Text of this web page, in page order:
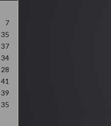
7
35
37
34
28
41
39
35